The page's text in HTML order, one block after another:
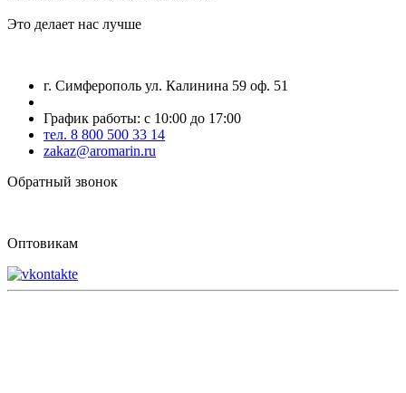
Это делает нас лучше
г. Симферополь ул. Калинина 59 оф. 51
График работы: с 10:00 до 17:00
тел. 8 800 500 33 14
zakaz@aromarin.ru
Обратный звонок
Оптовикам